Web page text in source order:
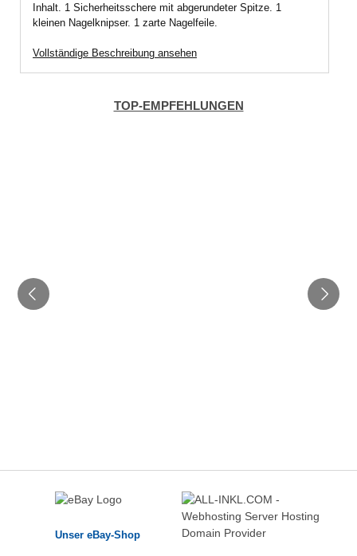
Inhalt. 1 Sicherheitsschere mit abgerundeter Spitze. 1
kleinen Nagelknipser. 1 zarte Nagelfeile.
Vollständige Beschreibung ansehen
TOP-EMPFEHLUNGEN
Unser eBay-Shop